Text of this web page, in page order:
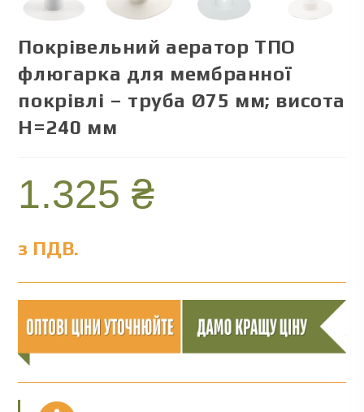
Покрівельний аератор ТПО
флюгарка для мембранної
покрівлі – труба Ø75 мм; висота
Н=240 мм
1.325₴
з ПДВ.